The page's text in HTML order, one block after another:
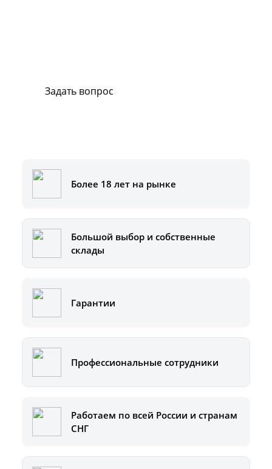
Задать вопрос
Более 18 лет на рынке
Большой выбор и собственные
склады
Гарантии
Профессиональные сотрудники
Работаем по всей России и странам
СНГ